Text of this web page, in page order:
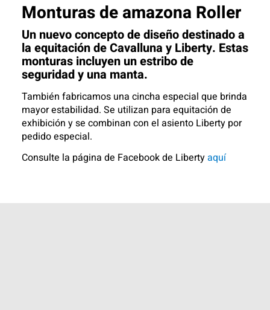
Monturas de amazona Roller
Un nuevo concepto de diseño destinado a
la equitación de Cavalluna y Liberty. Estas
monturas incluyen un estribo de
seguridad y una manta.
También fabricamos una cincha especial que brinda
mayor estabilidad. Se utilizan para equitación de
exhibición y se combinan con el asiento Liberty por
pedido especial.
Consulte la página de Facebook de Libertyaquí